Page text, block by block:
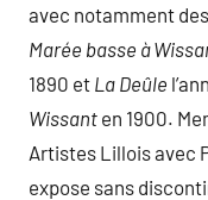
avec notamment
Marée basse à
1890 et La Deûle
Wissant en 1900.
Artistes Lillois avec
expose sans